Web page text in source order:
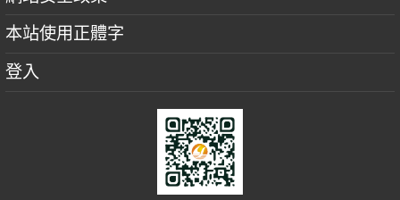
本站使用正體字
登入